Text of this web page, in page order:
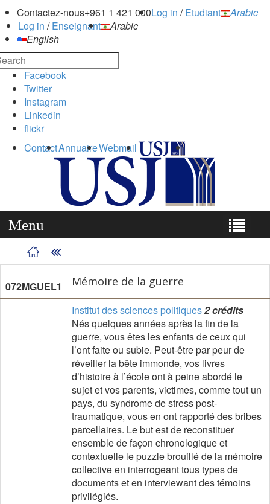
Contactez-nous+961 1 421 000Log in /Etudiant
Log in /Enseignant
Arabic
Arabic
English
Facebook
Twitter
Instagram
Linkedin
flickr
ContactAnnuaireWebmail
Menu
072MGUEL1 Mémoire de la guerre
Institut des sciences politiques2 crédits
Nés quelques années après la fin de la
guerre, vous êtes les enfants de ceux qui
l’ont faite ou subie. Peut-être par peur de
réveiller la bête immonde, vos livres
d’histoire à l’école ont à peine abordé le
sujet et vos parents, victimes, comme tout un
pays, du syndrome de stress post-
traumatique, vous en ont rapporté des bribes
parcellaires. Le but est de reconstituer
ensemble de façon chronologique et
contextuelle le puzzle brouillé de la mémoire
collective en interrogeant tous types de
documents et en interviewant des témoins
privilégiés.